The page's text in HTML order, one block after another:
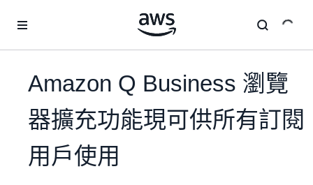
Amazon Q Business 瀏覽
器擴充功能現可供所有訂閱
用戶使用